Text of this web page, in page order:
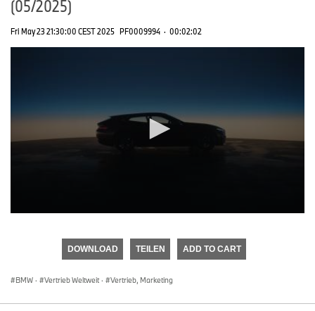
(05/2025)
Fri May 23 21:30:00 CEST 2025 PF0009994 · 00:02:02
DOWNLOAD TEILEN ADD TO CART
BMW · Vertrieb Weltweit · Vertrieb, Marketing